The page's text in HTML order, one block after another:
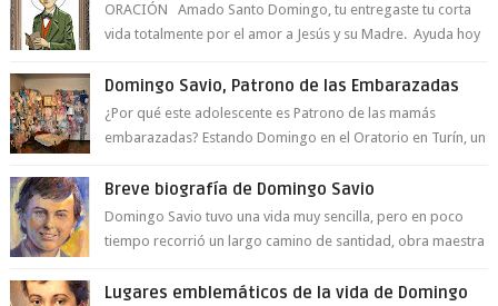
ORACIÓN Amado Santo Domingo, tu entregaste tu corta
vida totalmente por el amor a Jesús y su Madre. Ayuda hoy
Domingo Savio, Patrono de las Embarazadas
¿Por qué este adolescente es Patrono de las mamás
embarazadas? Estando Domingo en el Oratorio en Turín, un
Breve biografía de Domingo Savio
Domingo Savio tuvo una vida muy sencilla, pero en poco
tiempo recorrió un largo camino de santidad, obra maestra
Lugares emblemáticos de la vida de Domingo